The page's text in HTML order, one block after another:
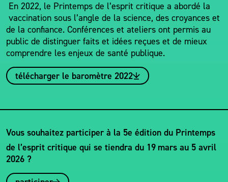
En 2022, le Printemps de l’esprit critique a abordé la
vaccination sous l’angle de la science, des croyances et
de la confiance. Conférences et ateliers ont permis au
public de distinguer faits et idées reçues et de mieux
comprendre les enjeux de santé publique.
télécharger le baromètre 2022
Vous souhaitez participer à la 5e édition du Printemps
de l’esprit critique qui se tiendra du 19 mars au 5 avril
2026 ?